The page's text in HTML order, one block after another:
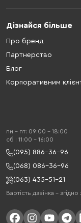
Дізнайся більше
Про бренд
Партнерство
Блог
Корпоративним
пн - пт: 09:00 - 18:00
cб : 11:00 - 16:00
(095) 886-36-96
(068) 086-36-96
(063) 435-51-21
Вартість дзвінка –